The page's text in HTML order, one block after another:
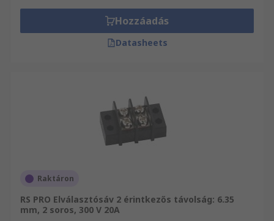
alkatrészek, elektromos készülékek és
csatlakozók széles választékát forgalmazza,
többek között Csatlakozók és Csatlakozók átfogó
választékát. Weboldalunkon Elektronikus
Válogasson kínálatunkból és győződjön meg Ön
is kitűnő szolgáltatásainkról!
Hozzáadás
Datasheets
Raktáron
RS PRO Elválasztósáv 2 érintkezős távolság: 6.35
mm, 2 soros, 300 V 20A